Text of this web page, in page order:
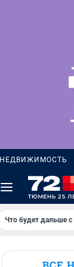
НЕДВИЖИМОСТЬ
Что будет дальше